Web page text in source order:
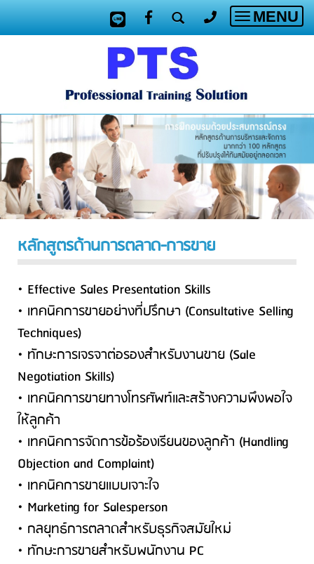
Toggle
MENU
หลักสูตรด้านการตลาด-การขาย
• Effective Sales Presentation Skills
• เทคนิคการขายอย่างที่ปรึกษา (Consultative Selling
Techniques)
• ทักษะการเจรจาต่อรองสำหรับงานขาย (Sale
Negotiation Skills)
• เทคนิคการขายทางโทรศัพท์และสร้างความพึงพอใจ
ให้ลูกค้า
• เทคนิคการจัดการข้อร้องเรียนของลูกค้า (Handling
Objection and Complaint)
• เทคนิคการขายแบบเจาะใจ
• Marketing for Salesperson
• กลยุทธ์การตลาดสำหรับธุรกิจสมัยใหม่
• ทักษะการขายสำหรับพนักงาน PC